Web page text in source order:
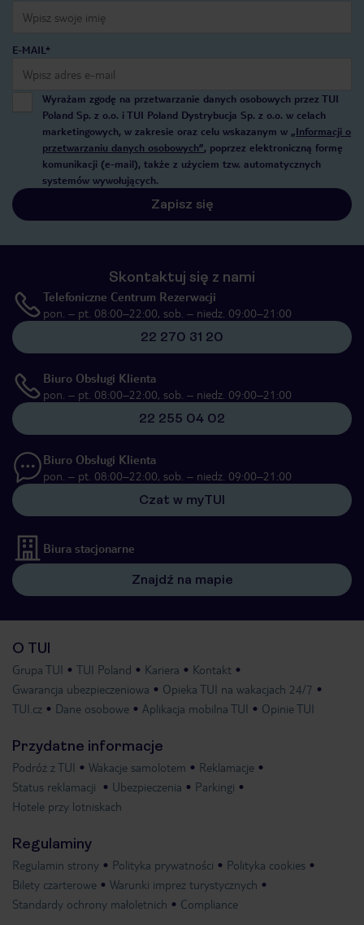
E-MAIL*
Wyrażam zgodę na przetwarzanie danych osobowych przez TUI
Poland Sp. z o.o. i TUI Poland Dystrybucja Sp. z o.o. w celach
marketingowych, w zakresie oraz celu wskazanym w „Informacji o
przetwarzaniu danych osobowych”, poprzez elektroniczną formę
komunikacji (e-mail), także z użyciem tzw. automatycznych
systemów wywołujących.
Zapisz się
Skontaktuj się z nami
Telefoniczne Centrum Rezerwacji
pon. – pt. 08:00–22:00, sob. – niedz. 09:00–21:00
22 270 31 20
Biuro Obsługi Klienta
pon. – pt. 08:00–22:00, sob. – niedz. 09:00–21:00
22 255 04 02
Biuro Obsługi Klienta
pon. – pt. 08:00–22:00, sob. – niedz. 09:00–21:00
Czat w myTUI
Biura stacjonarne
Znajdź na mapie
O TUI
Grupa TUI TUI Poland Kariera
Kontakt
Gwarancja ubezpieczeniowa
Opieka TUI na wakacjach 24/7
TUI.cz
Dane osobowe Aplikacja mobilna TUI Opinie TUI
Przydatne informacje
Podróż z TUI Wakacje samolotem
Reklamacje
Status reklamacji
Ubezpieczenia
Parkingi
Hotele przy lotniskach
Regulaminy
Regulamin strony Polityka prywatności
Polityka cookies
Bilety czarterowe
Warunki imprez turystycznych
Standardy ochrony małoletnich
Compliance